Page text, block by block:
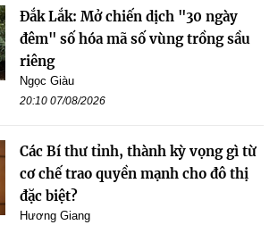
Đắk Lắk: Mở chiến dịch "30 ngày
đêm" số hóa mã số vùng trồng sầu
riêng
Ngọc Giàu
20:10 07/08/2026
Các Bí thư tỉnh, thành kỳ vọng gì từ
cơ chế trao quyền mạnh cho đô thị
đặc biệt?
Hương Giang